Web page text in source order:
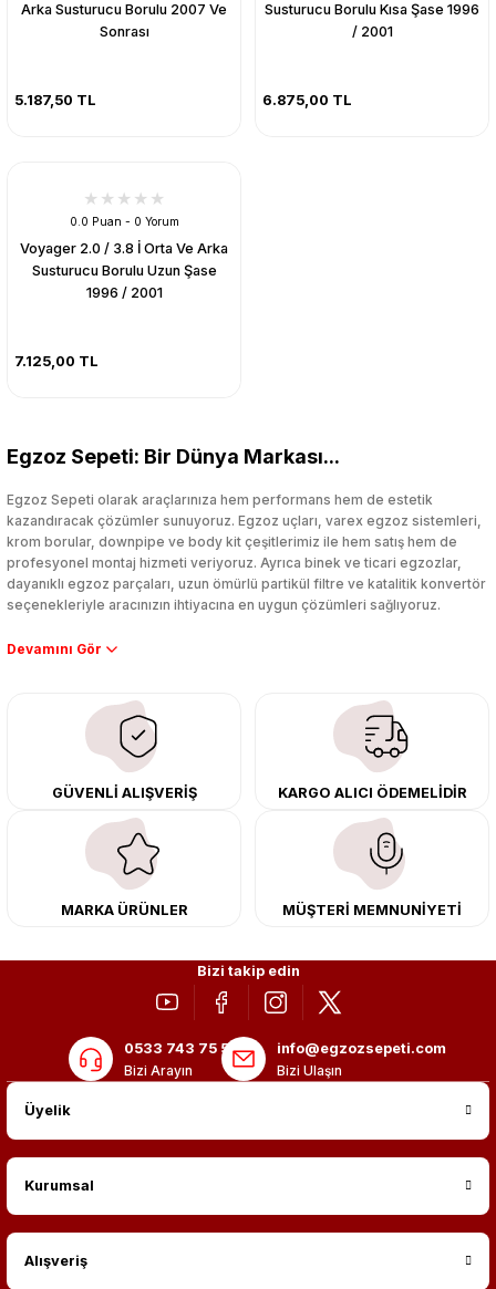
Arka Susturucu Borulu 2007 Ve
Sonrası
5.187,50 TL
Susturucu Borulu Kısa Şase 1996
/ 2001
6.875,00 TL
0.0 Puan - 0 Yorum
Voyager 2.0 / 3.8 İ Orta Ve Arka
Susturucu Borulu Uzun Şase
1996 / 2001
7.125,00 TL
Egzoz Sepeti: Bir Dünya Markası...
Egzoz Sepeti olarak araçlarınıza hem performans hem de estetik
kazandıracak çözümler sunuyoruz. Egzoz uçları, varex egzoz sistemleri,
krom borular, downpipe ve body kit çeşitlerimiz ile hem satış hem de
profesyonel montaj hizmeti veriyoruz. Ayrıca binek ve ticari egzozlar,
dayanıklı egzoz parçaları, uzun ömürlü partikül filtre ve katalitik konvertör
seçenekleriyle aracınızın ihtiyacına en uygun çözümleri sağlıyoruz.
Performans artışı isteyen sürücüler için özel performans egzozları ve
çıkma orijinal ürünler ile yenileyebilir, body kit uygulamalarıyla aracınızın
tasarımını ve aerodinamisini üst seviyeye taşıyabilirsiniz.
Tüm ürünlerimiz orijinal, dayanıklı ve uzun ömürlüdür. İstanbul’daki montaj
merkezimizde profesyonel montaj yapıyor, Türkiye’nin her yerine güvenli
kargo ile teslimat gerçekleştiriyoruz. Aracınıza değer katmak için doğru
adres: Egzoz Sepeti.
GÜVENLİ ALIŞVERİŞ KARGO ALICI ÖDEMELİDİR
MARKA ÜRÜNLER MÜŞTERİ MEMNUNİYETİ
Bizi takip edin
0533 743 75 56
Bizi Arayın
info@egzozsepeti.com
Bizi Ulaşın
Üyelik
Kurumsal
Alışveriş